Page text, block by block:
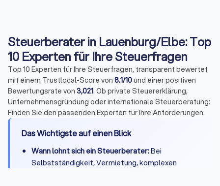
Steuerberater in Lauenburg/Elbe: Top
10 Experten für Ihre Steuerfragen
Top 10 Experten für Ihre Steuerfragen, transparent bewertet
mit einem Trustlocal-Score von 8.1/10und einer positiven
Bewertungsrate von 3,021. Ob private Steuererklärung,
Unternehmensgründung oder internationale Steuerberatung:
Finden Sie den passenden Experten für Ihre Anforderungen.
Das Wichtigste auf einen Blick
Wann lohnt sich ein Steuerberater:Bei
Selbstständigkeit, Vermietung, komplexen